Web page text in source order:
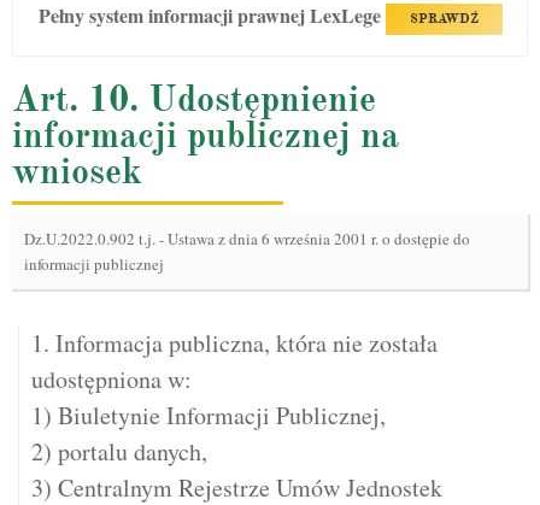
Pełny system informacji prawnej LexLege SPRAWDŹ
Art. 10. Udostępnienie
informacji publicznej na
wniosek
Dz.U.2022.0.902 t.j.-Ustawa z dnia 6 września 2001 r. o dostępie do
informacji publicznej
1. Informacja publiczna, która nie została
udostępniona w:
1) Biuletynie Informacji Publicznej,
2) portalu danych,
3) Centralnym Rejestrze Umów Jednostek